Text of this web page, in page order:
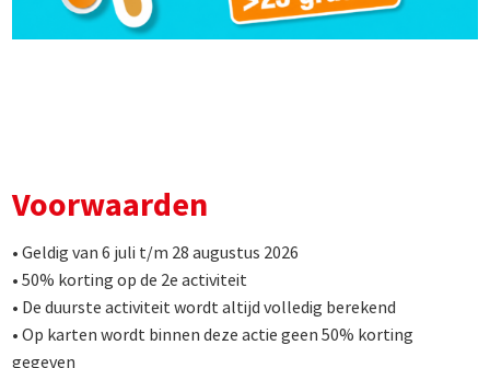
Voorwaarden
• Geldig van 6 juli t/m 28 augustus 2026
• 50% korting op de 2e activiteit
• De duurste activiteit wordt altijd volledig berekend
• Op karten wordt binnen deze actie geen 50% korting
gegeven